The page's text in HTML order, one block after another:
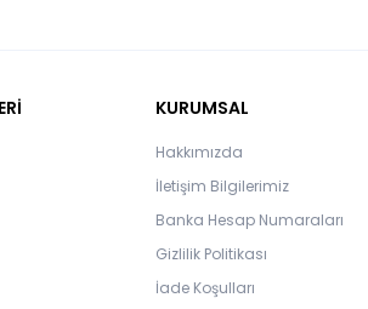
KURUMSAL
Hakkımızda
İletişim Bilgilerimiz
Banka Hesap Numaraları
Gizlilik Politikası
İade Koşulları